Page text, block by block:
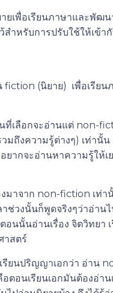
ยเพื่อเรียนภาษาและพัฒน
สำหรับการปรับใช้ให้เข้า
fiction (นิยาย) เพื่อเรียน
ที่เลือกจะอ่านแต่ non-
วมถึงความรู้ต่างๆ) เท่านั้
ยากจะอ่านหาความรู้ให้เ
มาจาก non-fiction เท่า
ช่วงนั้นก็พูดจริงๆว่าอ่านไ
อนนั้นอ่านเรื่อง จิตวิทยา
าสตร์
รียนปริญญาเอกว่า อ่าน
ตอนเรียนเอกมันต้องอ่าน